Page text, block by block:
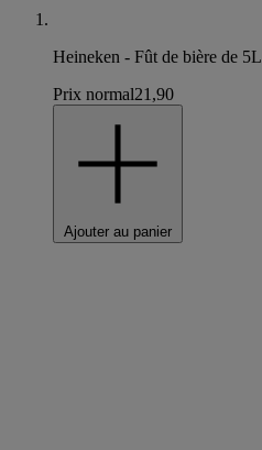
Heineken - Fût de bière de 5L
Prix normal21,90
Ajouter au panier